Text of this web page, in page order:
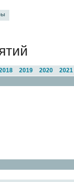
2021
2020
2019